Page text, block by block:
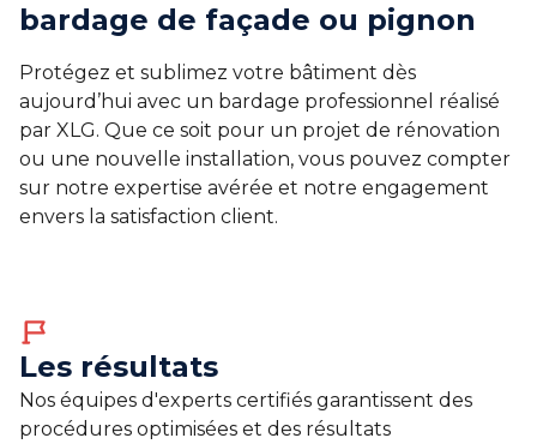
bardage de façade ou pignon
Protégez et sublimez votre bâtiment dès
aujourd’hui avec un bardage professionnel réalisé
par XLG. Que ce soit pour un projet de rénovation
ou une nouvelle installation, vous pouvez compter
sur notre expertise avérée et notre engagement
envers la satisfaction client.
Les résultats
Nos équipes d'experts certifiés garantissent des
procédures optimisées et des résultats